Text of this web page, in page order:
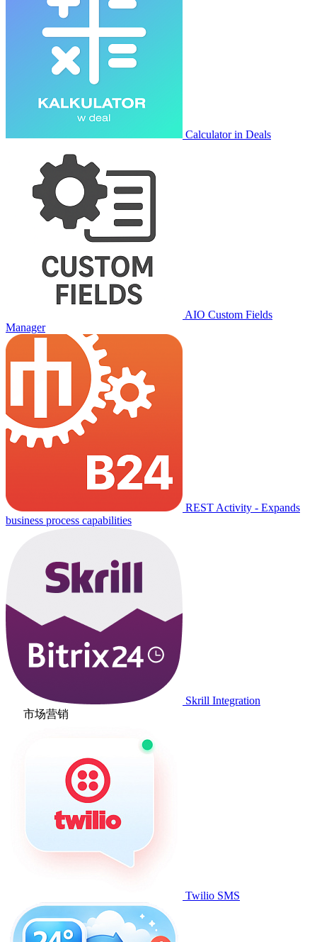
Calculator in Deals
AIO Custom Fields
Manager
REST Activity - Expands
business process capabilities
Skrill Integration
市场营销
Twilio SMS